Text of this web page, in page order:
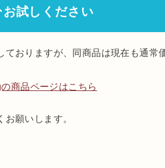
試しください
ておりますが、同商品は現在も通常
商品ページはこちら
願いします。